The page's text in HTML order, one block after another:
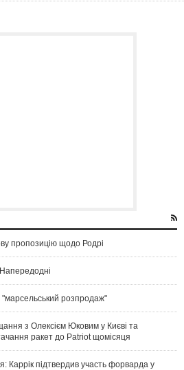
пропозицію щодо Родрі
розпродаж"
з Олексієм Юковим у Києві та
ракет до Patriot щомісяця
Каррік підтвердив участь форварда у